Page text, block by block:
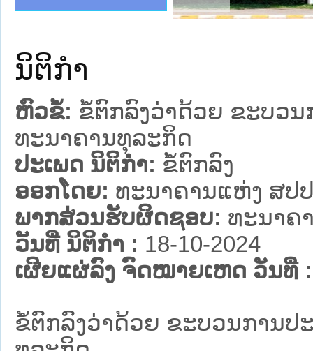
ຊາຊົນ ພາກເໜືອ
ການ
ກາງ
ກໃຕ້
ນຕຳຫຼວດປະຊາຊົນ
ສັນຕິບານປະຊາຊົນ
ກເໜືອ
ຊາຊົນ ພາກກາງ
ນິຕິກໍາ
ຫົວຂໍ້: ຂໍ້ຕົກລົງວ່າດ້ວຍ ຂະບວ
ທະນາຄານທຸລະກິດ
ປະເພດ ນິຕິກໍາ: ຂໍ້ຕົກລົງ
ອອກໂດຍ: ທະນາຄານແຫ່ງ ສປ
ພາກສ່ວນຮັບຜິດຊອບ: ທະນາຄ
ວັນທີ່ ນິຕິກໍາ : 18-10-2024
ເຜີຍແຜ່ລົງ ຈົດໝາຍເຫດ ວັນທີ່ :
ຂໍ້ຕົກລົງວ່າດ້ວຍ ຂະບວນການປ